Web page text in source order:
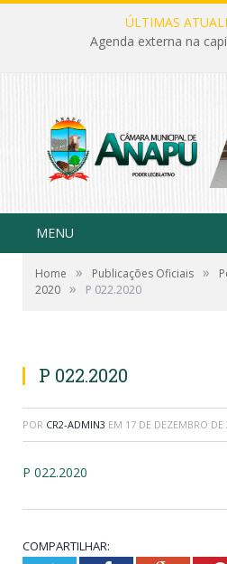
ÚLTIMAS
Agenda externa na
MENU
Home » Publicações Oficiais »
2020 » P 022.2020
P 022.2020
POR CR2-ADMIN3 EM 17 DE DEZEMBRO DE
P 022.2020
COMPARTILHAR: